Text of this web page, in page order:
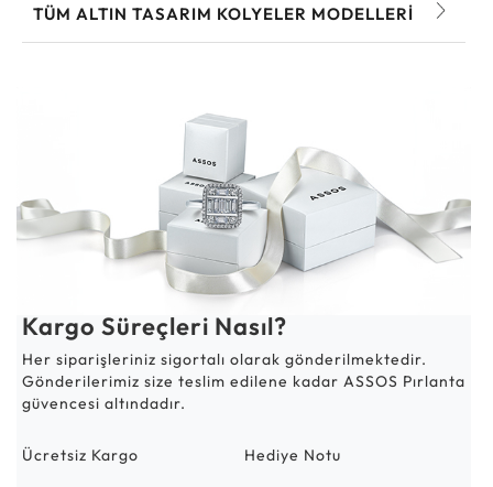
TÜM ALTIN TASARIM KOLYELER MODELLERI
Kargo Süreçleri Nasıl?
Her siparişleriniz sigortalı olarak gönderilmektedir.
Gönderilerimiz size teslim edilene kadar ASSOS Pırlanta
güvencesi altındadır.
Ücretsiz Kargo Hediye Notu